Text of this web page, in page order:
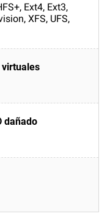
Ext4, Ext3,
XFS, UFS,